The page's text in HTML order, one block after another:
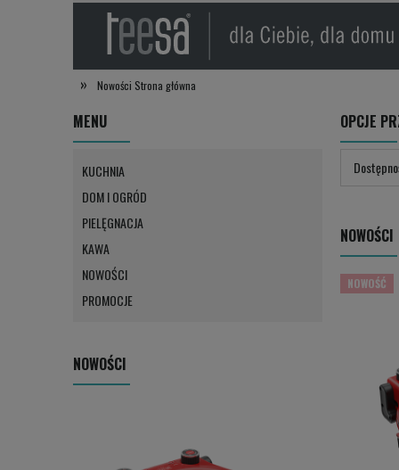
» Nowości Strona główna
MENU
KUCHNIA
DOM I OGRÓD
PIELĘGNACJA
KAWA
NOWOŚCI
PROMOCJE
NOWOŚCI
OPCJE
NOWOŚCI
NOWOŚĆ